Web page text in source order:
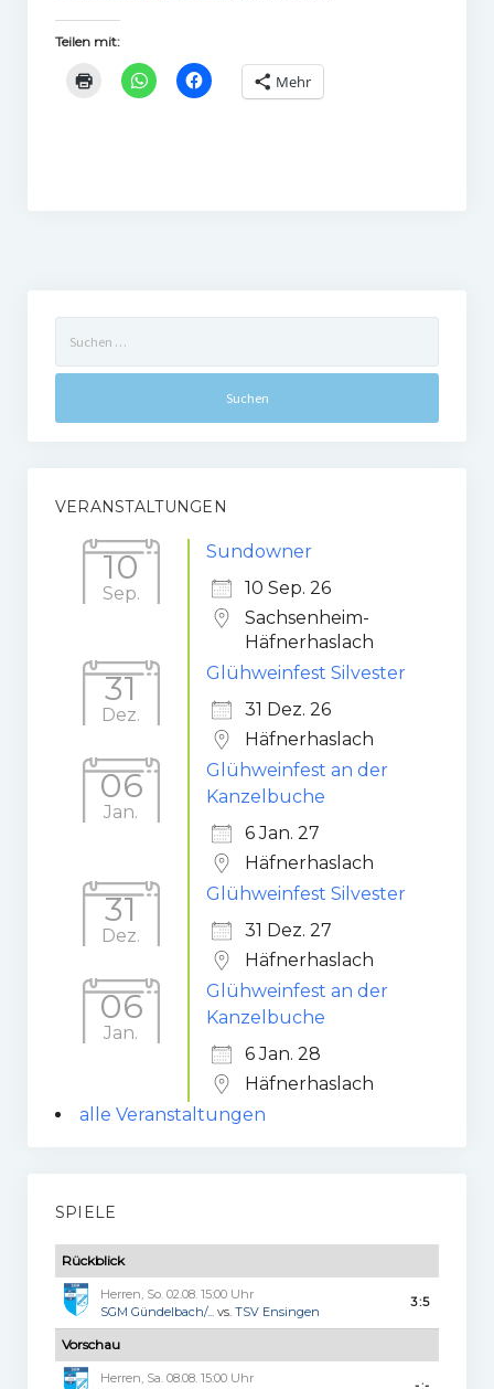
Anpfiff
Teilen mit:
Mehr
nach:
VERANSTALTUNGEN
10
Sep.
Sundowner
10 Sep. 26
Sachsenheim-
Häfnerhaslach
31
Dez.
Glühweinfest Silvester
31 Dez. 26
Häfnerhaslach
06
Jan.
Glühweinfest an der
Kanzelbuche
6 Jan. 27
Häfnerhaslach
31
Dez.
Glühweinfest Silvester
31 Dez. 27
Häfnerhaslach
06
Jan.
Glühweinfest an der
Kanzelbuche
6 Jan. 28
Häfnerhaslach
alle Veranstaltungen
SPIELE
Rückblick
Herren, So. 02.08. 15:00 Uhr
SGM Gündelbach/...vs. TSV Ensingen
3:5
Vorschau
Herren, Sa. 08.08. 15:00 Uhr